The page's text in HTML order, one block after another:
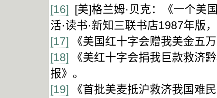
[16] [美]格兰姆·贝克：《一个美
活·读书·新知三联书店1987年版
[17] 《美国红十字会赠我美金五
[18] 《美红十字会捐我巨款救济
报》。
[19] 《首批美麦抵沪救济我国难